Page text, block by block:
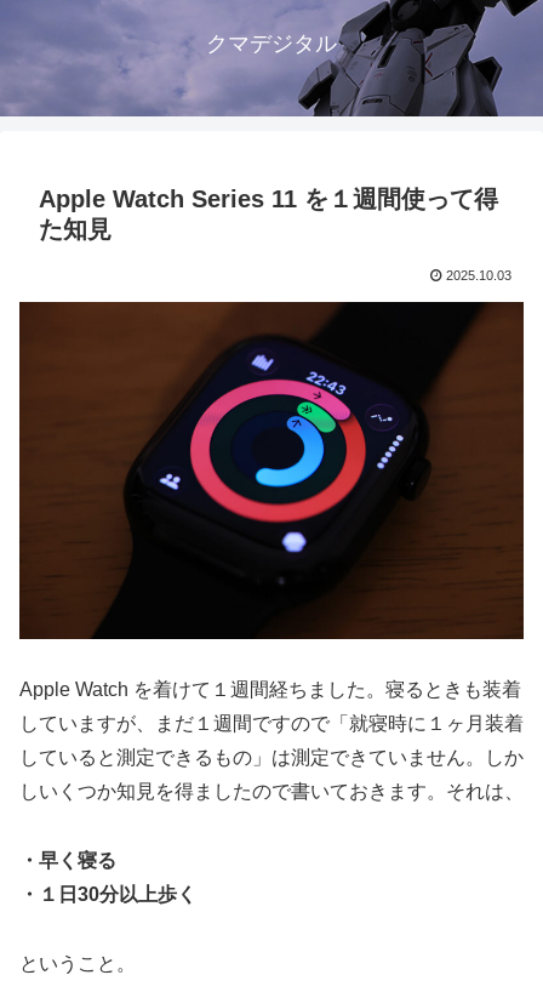
クマデジタル
Apple Watch Series 11 を１週間使って得
た知見
2025.10.03
Apple Watch を着けて１週間経ちました。寝るときも装着
していますが、まだ１週間ですので「就寝時に１ヶ月装着
していると測定できるもの」は測定できていません。しか
しいくつか知見を得ましたので書いておきます。それは、
・早く寝る
・１日30分以上歩く
ということ。